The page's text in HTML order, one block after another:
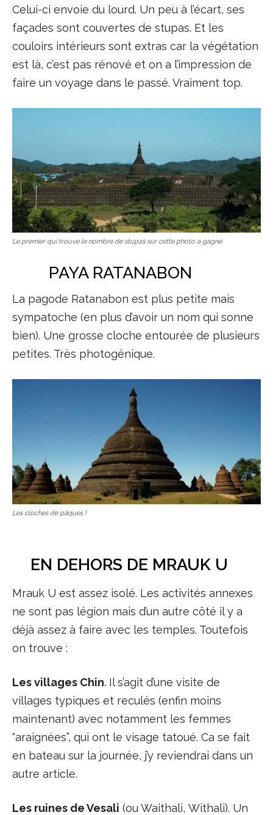
Celui-ci envoie du lourd. Un peu à l’écart, ses
façades sont couvertes de stupas. Et les
couloirs intérieurs sont extras car la végétation
est là, c’est pas rénové et on a l’impression de
faire un voyage dans le passé. Vraiment top.
Le premier qui trouve le nombre de stupas sur cette photo a gagné
PAYA RATANABON
La pagode Ratanabon est plus petite mais
sympatoche (en plus d’avoir un nom qui sonne
bien). Une grosse cloche entourée de plusieurs
petites. Très photogénique.
Les cloches de pâques !
EN DEHORS DE MRAUK U
Mrauk U est assez isolé. Les activités annexes
ne sont pas légion mais d’un autre côté il y a
déjà assez à faire avec les temples. Toutefois
on trouve :
Les villages Chin. Il s’agit d’une visite de
villages typiques et reculés (enfin moins
maintenant) avec notamment les femmes
“araignées”, qui ont le visage tatoué. Ca se fait
en bateau sur la journée, j’y reviendrai dans un
autre article.
Les ruines de Vesali (ou Waithali, Withali). Un